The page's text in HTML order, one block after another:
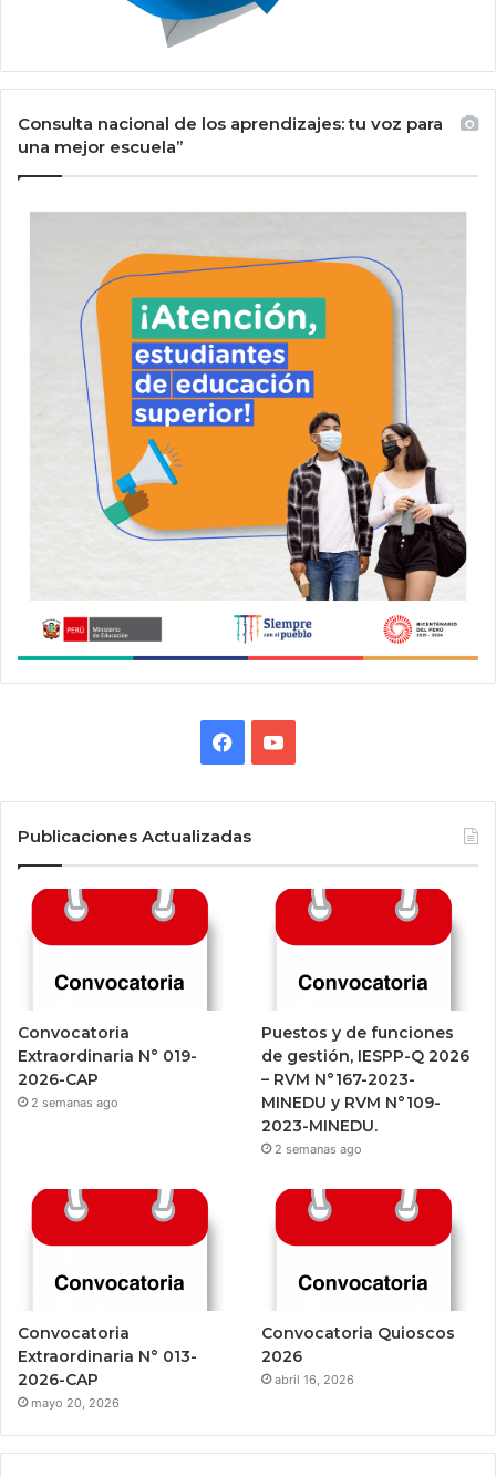
Consulta nacional de los aprendizajes: tu voz para
una mejor escuela”
FacebookYouTube
Publicaciones Actualizadas
Convocatoria
Extraordinaria N° 019-
2026-CAP
2 semanas ago
Puestos y de funciones
de gestión, IESPP-Q 2026
– RVM N°167-2023-
MINEDU y RVM N°109-
2023-MINEDU.
2 semanas ago
Convocatoria
Extraordinaria N° 013-
2026-CAP
mayo 20, 2026
Convocatoria Quioscos
2026
abril 16, 2026